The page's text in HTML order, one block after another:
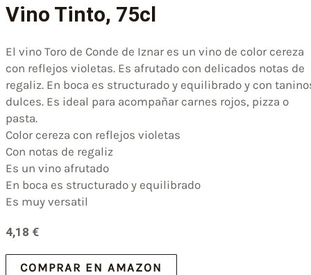
Vino Tinto, 75cl
El vino Toro de Conde de Iznar es un vino de color cereza
con reflejos violetas. Es afrutado con delicados notas de
regaliz. En boca es structurado y equilibrado y con
dulces. Es ideal para acompañar carnes rojos, pizza o
pasta.
Color cereza con reflejos violetas
Con notas de regaliz
Es un vino afrutado
En boca es structurado y equilibrado
Es muy versatil
4,18 €
COMPRAR EN AMAZON